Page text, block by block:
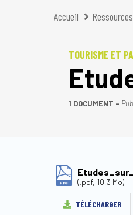
Accueil Ressources
TOURISME ET
1 DOCUMENT
(.pdf, 10,3 Mo)
TÉLÉCHARGER